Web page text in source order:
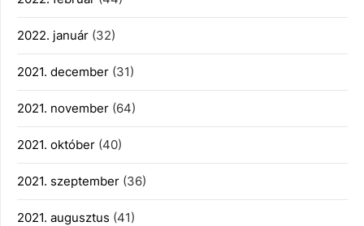
2022. január (32)
2021. december (31)
2021. november (64)
2021. október (40)
2021. szeptember (36)
2021. augusztus (41)